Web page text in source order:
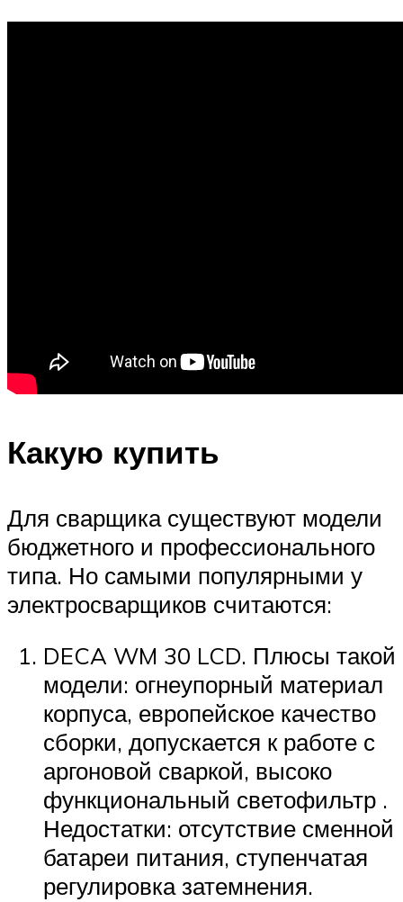
Какую купить
Для сварщика существуют модели
бюджетного и профессионального
типа. Но самыми популярными у
электросварщиков считаются:
DECA WM 30 LCD. Плюсы такой
модели: огнеупорный материал
корпуса, европейское качество
сборки, допускается к работе с
аргоновой сваркой, высоко
функциональный светофильтр .
Недостатки: отсутствие сменной
батареи питания, ступенчатая
регулировка затемнения.